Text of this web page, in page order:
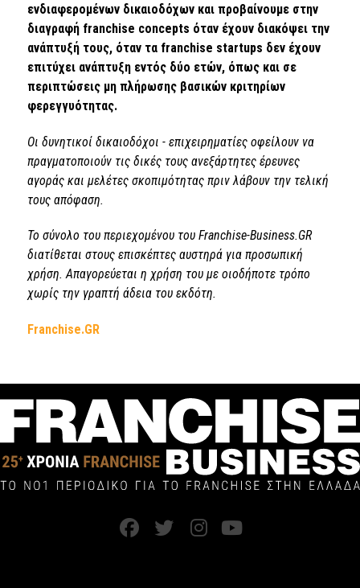
ενδιαφερομένων δικαιοδόχων και προβαίνουμε στην
διαγραφή franchise concepts όταν έχουν διακόψει την
ανάπτυξή τους, όταν τα franchise startups δεν έχουν
επιτύχει ανάπτυξη εντός δύο ετών, όπως και σε
περιπτώσεις μη πλήρωσης βασικών κριτηρίων
φερεγγυότητας.
Οι δυνητικοί δικαιοδόχοι - επιχειρηματίες οφείλουν να
πραγματοποιούν τις δικές τους ανεξάρτητες έρευνες
αγοράς και μελέτες σκοπιμότητας πριν λάβουν την τελική
τους απόφαση.
Το σύνολο του περιεχομένου του Franchise-Business.GR
διατίθεται στους επισκέπτες αυστηρά για προσωπική
χρήση. Απαγορεύεται η χρήση του με οιοδήποτε τρόπο
χωρίς την γραπτή άδεια του εκδότη.
Franchise.GR